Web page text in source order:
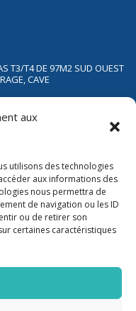
aux
utilisons des technologies
aux informations des
nous permettra de
de navigation ou les ID
ou de retirer son
certaines caractéristiques
T3/T4 DE 97M2 SUD OUEST
CAVE